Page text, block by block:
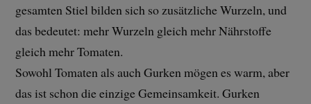
gesamten Stiel bilden sich so zusätzliche Wurzeln, und
das bedeutet: mehr Wurzeln gleich mehr Nährstoffe
gleich mehr Tomaten.
Sowohl Tomaten als auch Gurken mögen es warm, aber
das ist schon die einzige Gemeinsamkeit. Gurken